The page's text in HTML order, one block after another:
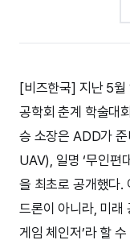
[비즈한국] 지난 5월
공학회 춘계 학술대
승 소장은 ADD가
UAV), 일명 ‘무인편
을 최초로 공개했다.
드론이 아니라, 미래
게임 체인저’라 할